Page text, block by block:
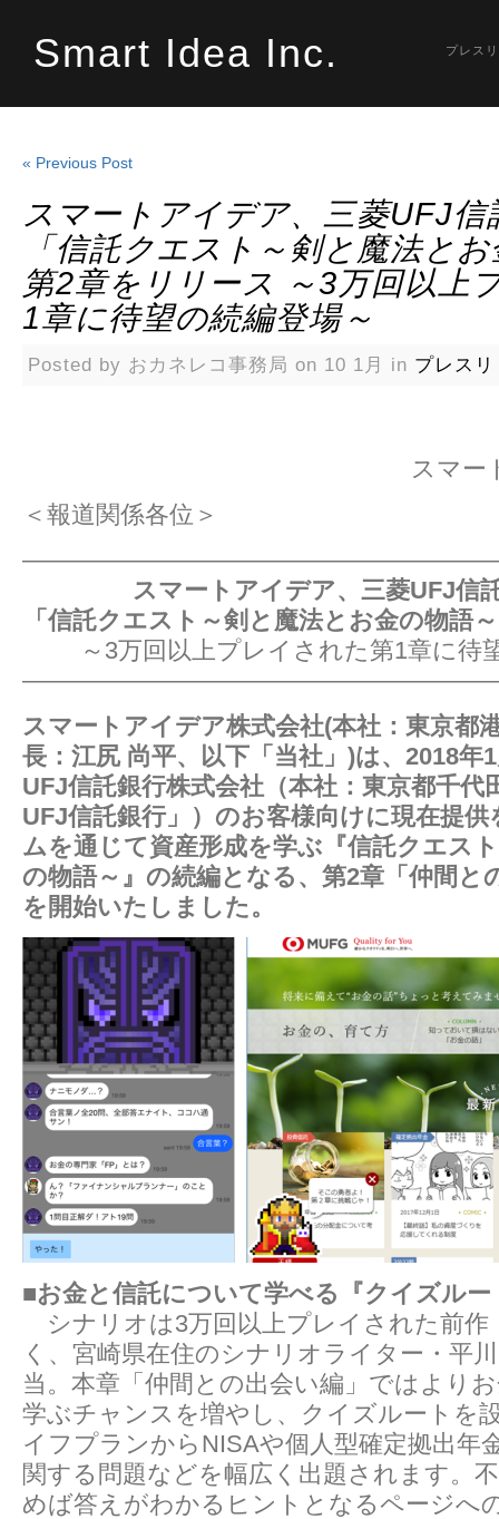
Smart Idea Inc. プレス
« Previous Post
スマートアイデア、三菱UFJ信
「信託クエスト～剣と魔法と
第2章をリリース ～3万回以上
1章に待望の続編登場～
Posted by おカネレコ事務局 on 10 1月 in プレス
スマー
＜報道関係各位＞
スマートアイデア、三菱UFJ信
「信託クエスト～剣と魔法とお金の物語
～3万回以上プレイされた第1章に待
スマートアイデア株式会社(本社：東京都
長：江尻 尚平、以下「当社」)は、2018年
UFJ信託銀行株式会社（本社：東京都千代
UFJ信託銀行」）のお客様向けに現在提
ムを通じて資産形成を学ぶ『信託クエス
の物語～』の続編となる、第2章「仲間と
を開始いたしました。
■お金と信託について学べる『クイズルー
シナリオは3万回以上プレイされた前作
く、宮崎県在住のシナリオライター・平
当。本章「仲間との出会い編」ではより
学ぶチャンスを増やし、クイズルートを
イフプランからNISAや個人型確定拠出年
関する問題などを幅広く出題されます。
めば答えがわかるヒントとなるページへ